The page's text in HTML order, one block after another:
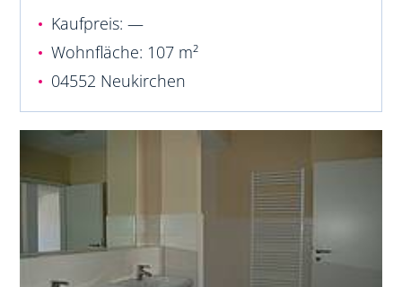
Kaufpreis: —
Wohnfläche: 107 m²
04552 Neukirchen